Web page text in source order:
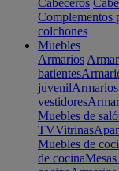
Cabeceros
Complementos
colchones
Muebles
Armarios
batientes
juvenil
vestidores
Muebles de
TVVitrinas
Muebles de
de cocina